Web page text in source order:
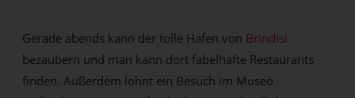
Gerade abends kann der tolle Hafen von Brindisi
bezaubern und man kann dort fabelhafte Restaurants
finden. Außerdem lohnt ein Besuch im Museo